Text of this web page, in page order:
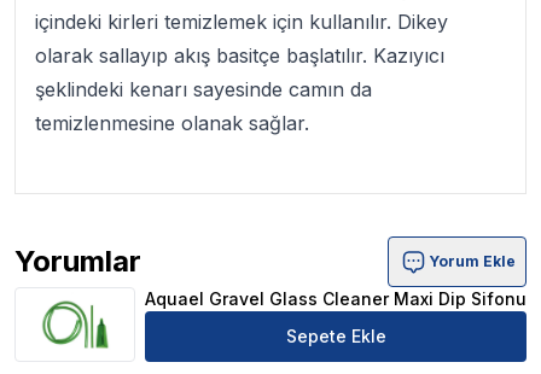
içindeki kirleri temizlemek için kullanılır. Dikey
olarak sallayıp akış basitçe başlatılır. Kazıyıcı
şeklindeki kenarı sayesinde camın da
temizlenmesine olanak sağlar.
Yorumlar
Aquael Gravel Glass Cleaner Maxi Dip Sifonu Ürün
Yorum Ekle
Aquael Gravel Glass Cleaner Maxi Dip Sifonu
Sepete Ekle